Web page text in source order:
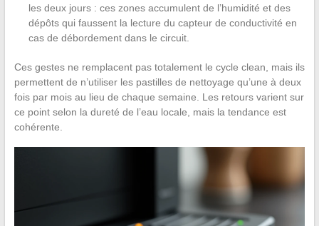
les deux jours : ces zones accumulent de l’humidité et des
dépôts qui faussent la lecture du capteur de conductivité en
cas de débordement dans le circuit.
Ces gestes ne remplacent pas totalement le cycle clean, mais ils
permettent de n’utiliser les pastilles de nettoyage qu’une à deux
fois par mois au lieu de chaque semaine. Les retours varient sur
ce point selon la dureté de l’eau locale, mais la tendance est
cohérente.